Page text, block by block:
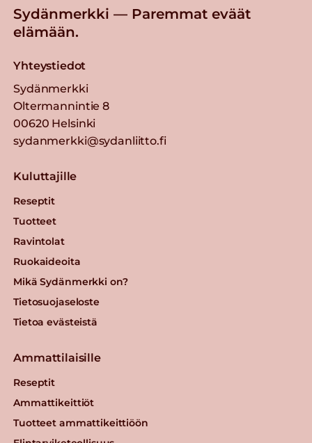
Sydänmerkki — Paremmat eväät
elämään.
Yhteystiedot
Sydänmerkki
Oltermannintie 8
00620 Helsinki
sydanmerkki@sydanliitto.fi
Kuluttajille
Reseptit
Tuotteet
Ravintolat
Ruokaideoita
Mikä Sydänmerkki on?
Tietosuojaseloste
Tietoa evästeistä
Ammattilaisille
Reseptit
Ammattikeittiöt
Tuotteet ammattikeittiöön